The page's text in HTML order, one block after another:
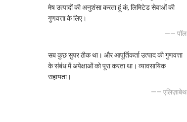
मेष उत्पादों की अनुशंसा करता हूं कं, लिमिटेड सेवाओं की
गुणवत्ता के लिए।
—— पॉल
सब कुछ सुपर ठीक था। और आपूर्तिकर्ता उत्पाद की गुणवत्ता
के संबंध में अपेक्षाओं को पूरा करता था। व्यावसायिक
सहायता।
—— एलिज़ाबेथ